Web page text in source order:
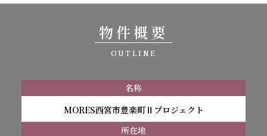
物件概要
OUTLINE
名称
MORES西宮市豊楽町Ⅱプロジェクト
所在地